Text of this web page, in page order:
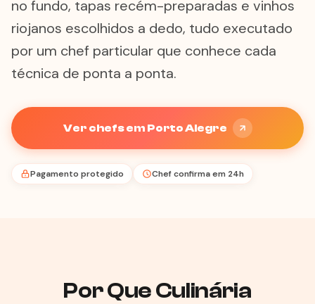
no fundo, tapas recém-preparadas e vinhos
riojanos escolhidos a dedo, tudo executado
por um chef particular que conhece cada
técnica de ponta a ponta.
Ver chefs em Porto Alegre
Pagamento protegido Chef confirma em 24h
Por Que Culinária